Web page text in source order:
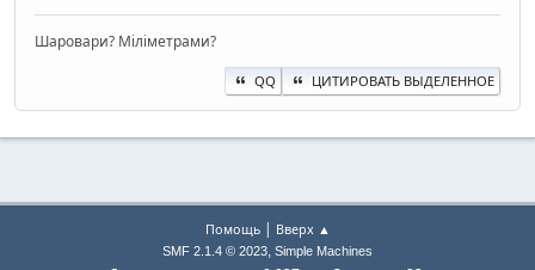
Шаровари? Міліметрами?
QQ ЦИТИРОВАТЬ ВЫДЕЛЕННОЕ
Помощь| Вверх ▲
SMF 2.1.4 © 2023, Simple Machines